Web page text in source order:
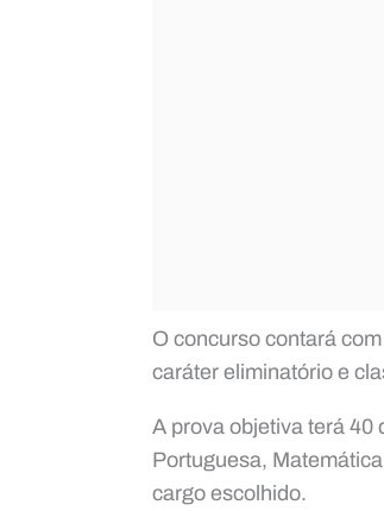
O concurso contará
caráter eliminatório e
A prova objetiva terá 40
Portuguesa,
cargo escolhido.